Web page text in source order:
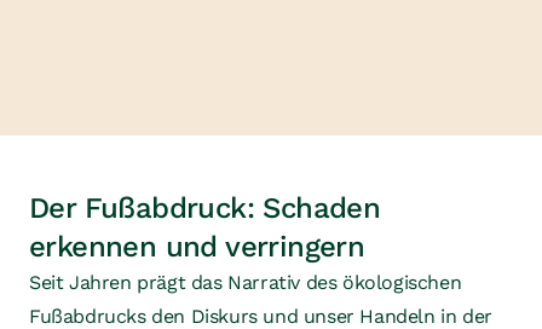
Der Fußabdruck: Schaden
erkennen und verringern
Seit Jahren prägt das Narrativ des ökologischen
Fußabdrucks den Diskurs und unser Handeln in der